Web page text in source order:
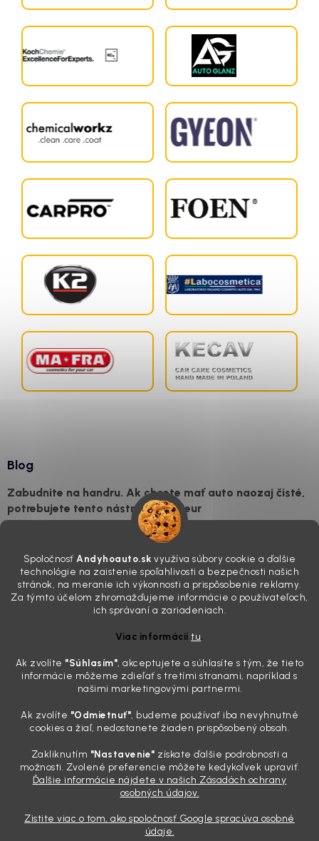
Spoločnosť Andyhoauto.sk využíva súbory cookie a ďalšie
technológie na zaistenie spoľahlivosti a bezpečnosti našich
stránok, na meranie ich výkonnosti a prispôsobenie reklamy.
Za týmto účelom zhromažďujeme informácie o používateľoch,
ich správaní a zariadeniach.
Viac informáciítu.
Ak zvolíte "Súhlasím", akceptujete a súhlasíte s tým, že tieto
informácie môžeme zdieľať s tretími stranami, napríklad s
našimi marketingovými partnermi.
Ak zvolíte "Odmietnuť", budeme používať iba nevyhnutné
cookies a žiaľ, nedostanete žiaden prispôsobený obsah.
Zakliknutím "Nastavenie" získate ďalšie podrobnosti a
možnosti. Zvolené preferencie môžete kedykoľvek upraviť.
Ďalšie informácie nájdete v našich Zásadách ochrany
osobných údajov.
Zistite viac o tom, ako spoločnosť Google spracúva osobné
údaje.
Blog
Zabudnite na handru. Ak chcete mať auto naozaj čisté,
potrebujete tento nástroj za pár eur
„upratanom“ aute, no pri pohľade na palubnú dosku vás ide poraziť. V
mriežkach ventilácie, okolo tlačidiel a v švíkoch sedačiek na vás stále
drzo pozerá prach. Handra ani vysávač tam jednodu...
Detailing nemusí stáť výplatu: 5 kúskov autokozmetiky,
Sobotné ráno, káva v ruke a pred vami zaprášená kapota. Pre
niekoho nuda, pre nás najlepší relax. Lenže keď si v košíku spočítate
všetky tie fľaštičky, šampóny a utierky, výsledná suma vie poriadne
pokaziť náladu. Dobrá správa je, že aj profi výbava ...
Zabudnite na šmuhy: 7 overených vychytávok, ktoré z
28.7.2026
Poznáte ten pocit. Sobota ráno, slnko sa oprie do laku a vy namiesto
radosti vidíte len šedý povlak, zaschnuté kvapky a kolesá čierne od
bodu B, ale pre nás je to vizitka. Nič nepoka...